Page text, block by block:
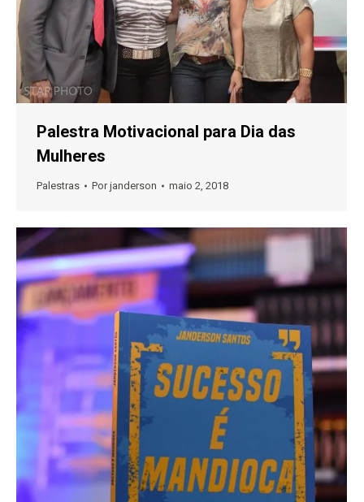
Palestra Motivacional para Dia das
Mulheres
Palestras Porjanderson maio 2, 2018